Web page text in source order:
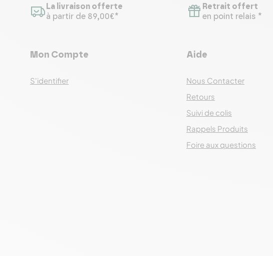
La livraison offerte
à partir de 89,00€*
Retrait offert
en point relais *
Mon Compte
S'identifier
Aide
Nous Contacter
Retours
Suivi de colis
Rappels Produits
Foire aux questions